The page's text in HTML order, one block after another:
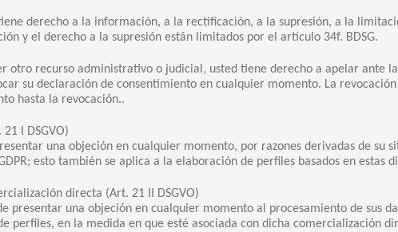
derecho a la información, a la rectificación, a la supresión, a la
y el derecho a la supresión están limitados por el artículo 34f. BDSG.
otro recurso administrativo o judicial, usted tiene derecho a apelar ante
su declaración de consentimiento en cualquier momento. La
hasta la revocación..
I DSGVO)
una objeción en cualquier momento, por razones derivadas de
esto también se aplica a la elaboración de perfiles basados en estas
directa (Art. 21 II DSGVO)
presentar una objeción en cualquier momento al procesamiento de sus
perfiles, en la medida en que esté asociada con dicha comercialización